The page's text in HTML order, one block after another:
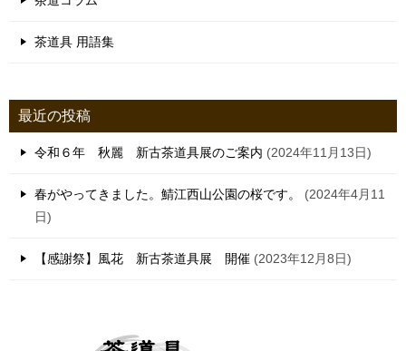
茶道具 用語集
最近の投稿
令和６年 秋麗 新古茶道具展のご案内 2024年11月13日
春がやってきました。鯖江西山公園の桜です。
2024年4月11
日
【感謝祭】風花 新古茶道具展 開催 2023年12月8日